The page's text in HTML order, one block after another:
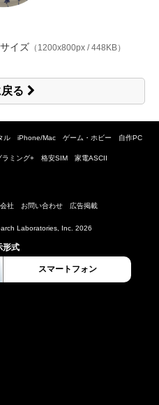
イズ （1200x800px / 448KB）
る
ル iPhone/Mac ゲーム・ホビー 自作PC
ラミング+ 格安SIM 家電ASCII
社 お問い合わせ 広告掲載
Laboratories, Inc. 2026
形式
スマートフォン